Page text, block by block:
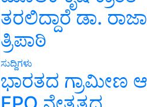
ತರಲಿದ್ದಾರೆ ಡಾ.
ತ್ರಿಪಾಠಿ
ಸುದ್ದಿಗಳು
ಭಾರತದ ಗ್ರಾಮೀಣ